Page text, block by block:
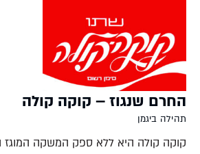
החרם שנגוז – קוקה קולה
תהילה ביגמן
קוקה קולה היא ללא ספק המשקה המוגז